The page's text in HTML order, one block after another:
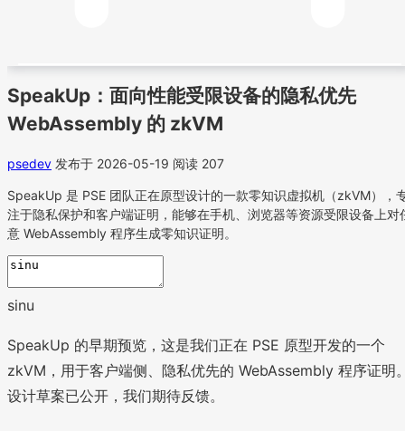
SpeakUp：面向性能受限设备的隐私优先
WebAssembly 的 zkVM
psedev 发布于 2026-05-19 阅读 207
SpeakUp 是 PSE 团队正在原型设计的一款零知识虚拟机（zkVM），
注于隐私保护和客户端证明，能够在手机、浏览器等资源受限设备上对
意 WebAssembly 程序生成零知识证明。
sinu
SpeakUp 的早期预览，这是我们正在 PSE 原型开发的一个
zkVM，用于客户端侧、隐私优先的 WebAssembly 程序证明
设计草案已公开，我们期待反馈。